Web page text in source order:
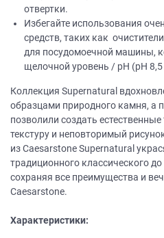
отвертки.
Избегайте использования
средств, таких как
для посудомоечной машины,
щелочной уровень / рН (рН
Коллекция Supernatural
образцами природного камня, а
позволили создать
текстуру и неповторимый
из Caesarstone Supernatural
традиционного классического
сохраняя все преимущества и
Caesarstone.
Характеристики: